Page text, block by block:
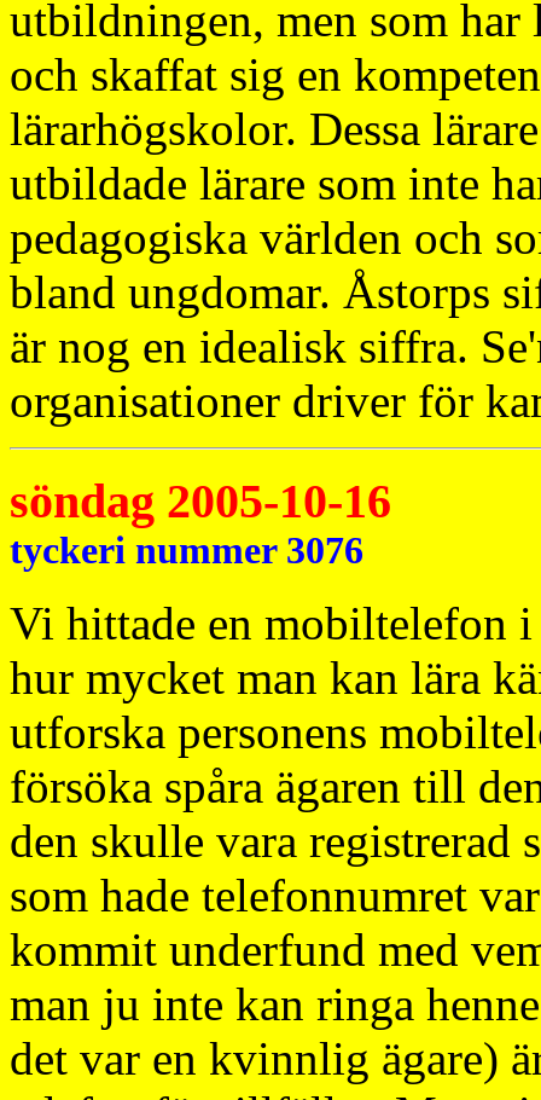
utbildningen, men som
och skaffat sig en
lärarhögskolor. Dessa
utbildade lärare som inte
pedagogiska världen och
bland ungdomar. Åstorps
är nog en idealisk siffra.
organisationer driver för
söndag 2005-10-16
tyckeri nummer 3076
Vi hittade en mobiltelefon
hur mycket man kan lära
utforska personens
försöka spåra ägaren till
den skulle vara registrerad
som hade telefonnumret
kommit underfund med
man ju inte kan ringa
det var en kvinnlig ägare)